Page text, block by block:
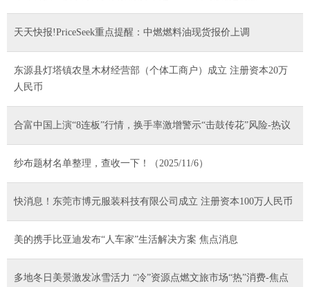
天天快报!PriceSeek重点提醒：中燃燃料油现货报价上调
东源县灯塔镇农垦木材经营部（个体工商户）成立 注册资本20万
人民币
合富中国上演“8连板”行情，换手率激增警示“击鼓传花”风险-热议
纱布题材名单整理，查收一下！（2025/11/6）
快消息！东莞市博元服装科技有限公司成立 注册资本100万人民币
美的携手比亚迪发布“人车家”生活解决方案 焦点消息
多地冬日美景激发冰雪活力 “冷”资源点燃文旅市场“热”消费-焦点